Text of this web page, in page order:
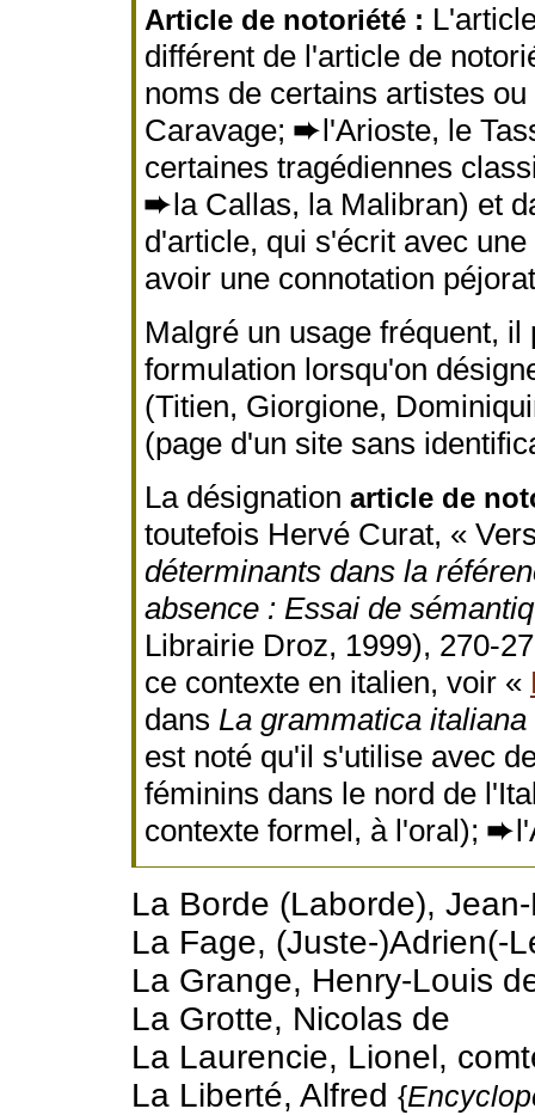
Article de notoriété :
différent de l'article de
noms de certains artistes
Caravage; ➨l'Arioste, le
certaines tragédiennes
➨la Callas, la Malibran) et
d'article, qui s'écrit avec
avoir une connotation
Malgré un usage fréquent,
formulation lorsqu'on
(Titien, Giorgione,
(page d'un site sans
La désignation article de
toutefois Hervé Curat, «
déterminants dans la
absence : Essai de
Librairie Droz, 1999), 270-
ce contexte en italien, voir «
dans La grammatica italiana
est noté qu'il s'utilise avec
féminins dans le nord de
contexte formel, à l'oral); ➨
La Borde (Laborde),
La Fage, (Juste-)Adrien(-
La Grange, Henry-Louis
La Grotte, Nicolas de
La Laurencie, Lionel,
La Liberté, Alfred {